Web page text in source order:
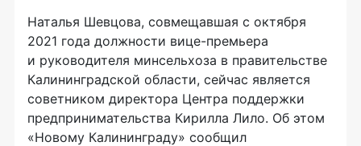
Наталья Шевцова, совмещавшая с октября
2021 года должности вице-премьера
и руководителя минсельхоза в правительстве
Калининградской области, сейчас является
советником директора Центра поддержки
предпринимательства Кирилла Лило. Об этом
«Новому Калининграду» сообщил